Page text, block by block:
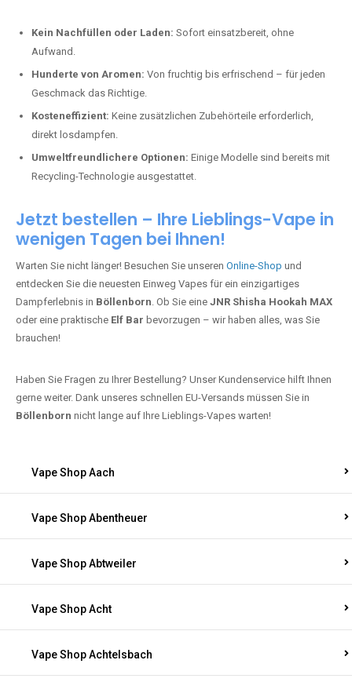
Kein Nachfüllen oder Laden: Sofort einsatzbereit, ohne
Aufwand.
Hunderte von Aromen: Von fruchtig bis erfrischend – für jeden
Geschmack das Richtige.
Kosteneffizient: Keine zusätzlichen Zubehörteile erforderlich,
direkt losdampfen.
Umweltfreundlichere Optionen: Einige Modelle sind bereits mit
Recycling-Technologie ausgestattet.
Jetzt bestellen – Ihre Lieblings-Vape in
wenigen Tagen bei Ihnen!
Warten Sie nicht länger! Besuchen Sie unseren Online-Shop und
entdecken Sie die neuesten Einweg Vapes für ein einzigartiges
Dampferlebnis in Böllenborn. Ob Sie eine JNR Shisha Hookah MAX
oder eine praktische Elf Bar bevorzugen – wir haben alles, was Sie
brauchen!
Haben Sie Fragen zu Ihrer Bestellung? Unser Kundenservice hilft Ihnen
gerne weiter. Dank unseres schnellen EU-Versands müssen Sie in
Böllenborn nicht lange auf Ihre Lieblings-Vapes warten!
Vape Shop Aach
Vape Shop Abentheuer
Vape Shop Abtweiler
Vape Shop Acht
Vape Shop Achtelsbach